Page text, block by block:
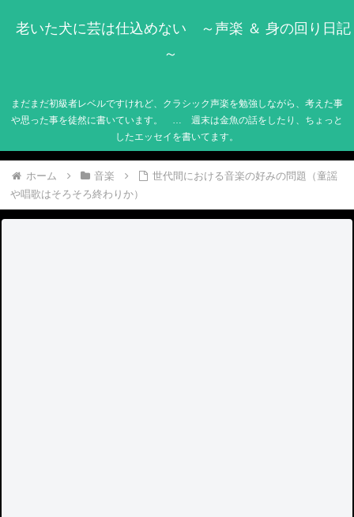
老いた犬に芸は仕込めない ～声楽 ＆ 身の回り日記
～
まだまだ初級者レベルですけれど、クラシック声楽を勉強しながら、考えた事
や思った事を徒然に書いています。 … 週末は金魚の話をしたり、ちょっと
したエッセイを書いてます。
ホーム 音楽
世代間における音楽の好みの問題（童謡
や唱歌はそろそろ終わりか）